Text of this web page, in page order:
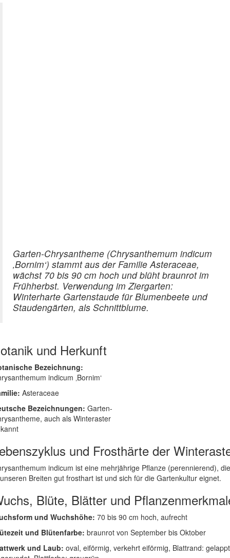
Garten-Chrysantheme (Chrysanthemum indicum
‚Bornim‘) stammt aus der Familie Asteraceae,
wächst 70 bis 90 cm hoch und blüht braunrot im
Frühherbst. Verwendung im Ziergarten:
Winterharte Gartenstaude für Blumenbeete und
Staudengärten, als Schnittblume.
und Herkunft
Bezeichnung:
indicum ‚Bornim‘
Asteraceae
Bezeichnungen: Garten-
auch als Winteraster
und Frosthärte der
indicum ist eine mehrjährige Pflanze (perennierend), die
Breiten gut frosthart ist und sich für die Gartenkultur eignet.
Blüte, Blätter und
und Wuchshöhe: 70 bis 90 cm hoch, aufrecht
und Blütenfarbe: braunrot von September bis Oktober
und Laub: oval, eiförmig, verkehrt eiförmig, Blattrand: